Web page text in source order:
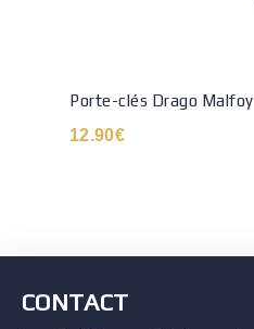
Porte-clés Drago Malfoy
12.90€
CONTACT